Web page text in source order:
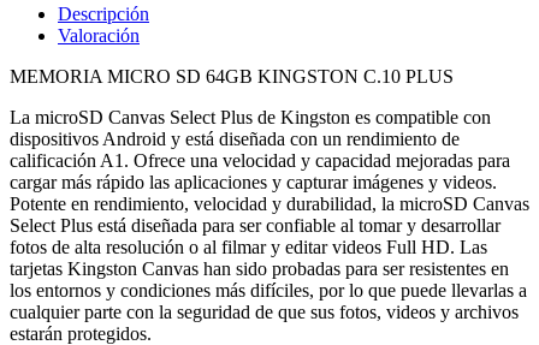
Descripción
Valoración
MEMORIA MICRO SD 64GB KINGSTON C.10 PLUS
La microSD Canvas Select Plus de Kingston es compatible con
dispositivos Android y está diseñada con un rendimiento de
calificación A1. Ofrece una velocidad y capacidad mejoradas para
cargar más rápido las aplicaciones y capturar imágenes y videos.
Potente en rendimiento, velocidad y durabilidad, la microSD Canvas
Select Plus está diseñada para ser confiable al tomar y desarrollar
fotos de alta resolución o al filmar y editar videos Full HD. Las
tarjetas Kingston Canvas han sido probadas para ser resistentes en
los entornos y condiciones más difíciles, por lo que puede llevarlas a
cualquier parte con la seguridad de que sus fotos, videos y archivos
estarán protegidos.